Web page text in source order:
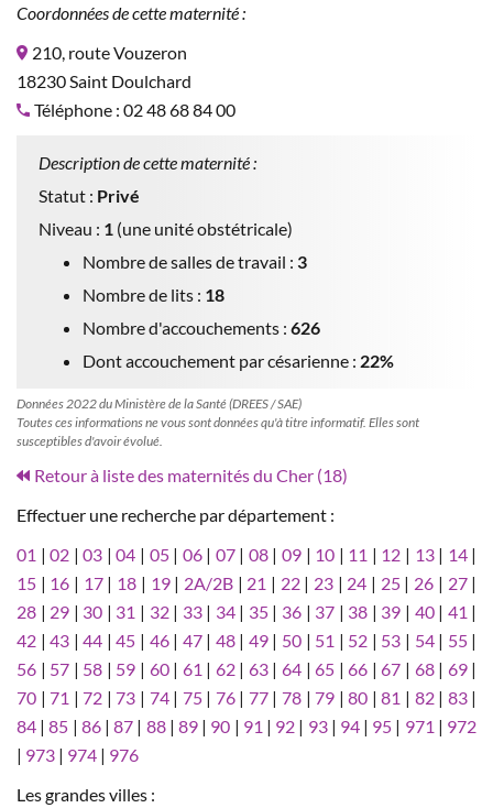
Coordonnées de cette maternité :
210, route Vouzeron
18230 Saint Doulchard
Téléphone : 02 48 68 84 00
Description de cette maternité :
Statut : Privé
Niveau : 1 (une unité obstétricale)
Nombre de salles de travail : 3
Nombre de lits : 18
Nombre d'accouchements : 626
Dont accouchement par césarienne : 22%
Données 2022 du Ministère de la Santé (DREES / SAE)
Toutes ces informations ne vous sont données qu'à titre informatif. Elles sont
susceptibles d'avoir évolué.
Retour à liste des maternités du Cher (18)
Effectuer une recherche par département :
01 |02 |03 |04 | 05| 06| 07| 08| 09 | 10 | 11 | 12 | 13| 14|
15 | 16 | 17| 18 | 19| 2A/2B| 21 | 22| 23 | 24 | 25| 26 | 27|
28 | 29 | 30 | 31 | 32| 33| 34| 35| 36 | 37 | 38 | 39 | 40| 41 |
42 |43 |44 |45 | 46| 47| 48| 49| 50 | 51 | 52 | 53 | 54| 55|
56 | 57 | 58 | 59 | 60| 61 | 62| 63| 64 |65 |66 |67 | 68| 69|
70 |71 |72 |73 | 74| 75| 76| 77| 78 |79 |80 |81 | 82| 83|
84 |85 | 86|87 | 88| 89| 90 | 91 | 92 | 93| 94| 95 | 971 | 972
| 973 | 974 | 976
Les grandes villes :